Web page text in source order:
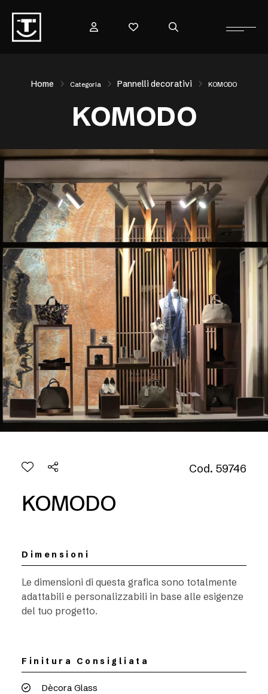
Home Categoria Pannelli decorativi KOMODO
KOMODO
Cod. 59746
KOMODO
Dimensioni
Le dimensioni di questa grafica sono totalmente
adattabili e personalizzabili in base alle esigenze
del tuo progetto.
Finitura Consigliata
Dècora Glass